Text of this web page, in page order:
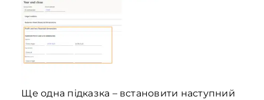
Ще одна підказка – встановити наступний